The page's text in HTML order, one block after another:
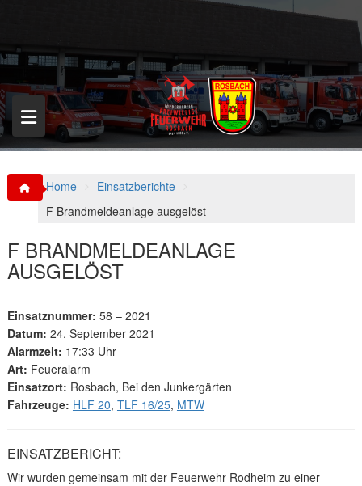
p
o
c
o
n
t
Home
Einsatzberichte
F Brandmeldeanlage ausgelöst
F BRANDMELDEANLAGE
AUSGELÖST
Einsatznummer: 58 – 2021
Datum: 24. September 2021
Alarmzeit: 17:33 Uhr
Art: Feueralarm
Einsatzort: Rosbach, Bei den Junkergärten
Fahrzeuge: HLF 20, TLF 16/25, MTW
EINSATZBERICHT:
Wir wurden gemeinsam mit der Feuerwehr Rodheim zu einer